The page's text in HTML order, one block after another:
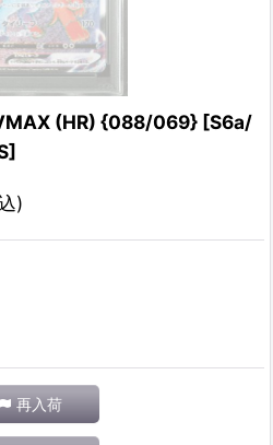
VMAX (HR) {088/069} [S6a/
)
再入荷